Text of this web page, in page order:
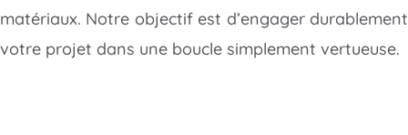
matériaux. Notre objectif est d’engager durablement
votre projet dans une boucle simplement vertueuse.